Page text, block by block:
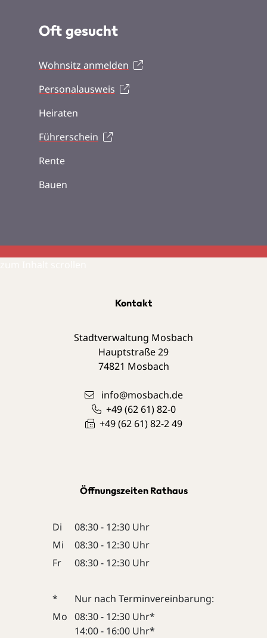
Oft gesucht
Wohnsitz anmelden
Personalausweis
Heiraten
Führerschein
Rente
Bauen
Kontakt
Stadtverwaltung Mosbach
Hauptstraße 29
74821 Mosbach
info@mosbach.de
+49 (62 61) 82-0
+49 (62 61) 82-2 49
Öffnungszeiten Rathaus
Di
08:30 - 12:30 Uhr
Mi
08:30 - 12:30 Uhr
Fr
08:30 - 12:30 Uhr
*
Nur nach Terminvereinbarung:
Mo 08:30 - 12:30 Uhr*
14:00 - 16:00 Uhr*